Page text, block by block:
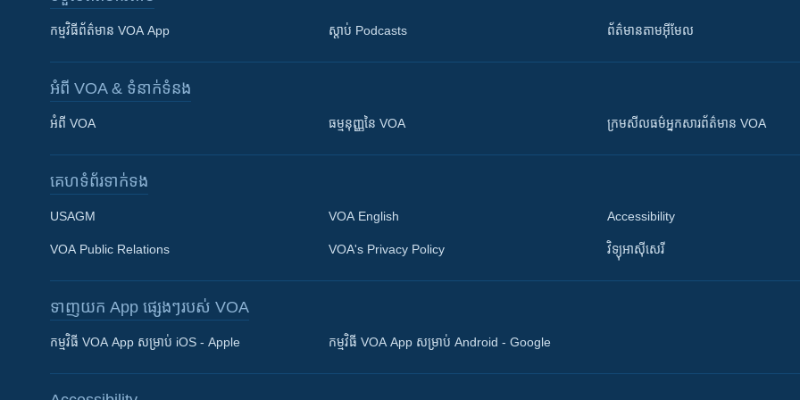
Khmer English
កម្មវិធី​ព័ត៌មាន VOA App ស្តាប់ Podcasts ព័ត៌មាន​តាម​អ៊ីមែល
អំពី​ VOA & ទំនាក់ទំនង
អំពី​ VOA ធម្មនុញ្ញ​នៃ VOA ក្រម​​​សីលធម៌​​​អ្នក​​​សារព័ត៌មាន VOA
គេហទំព័រ​​ទាក់ទង
USAGM
VOA Public Relations
VOA English
VOA's Privacy Policy
Accessibility
វិទ្យុ​អាស៊ី​សេរី
ទាញយក​ App ផ្សេងៗ​របស់​ VOA
កម្មវិធី​ VOA App សម្រាប់ iOS - Apple កម្មវិធី​ VOA App សម្រាប់ Android - Google